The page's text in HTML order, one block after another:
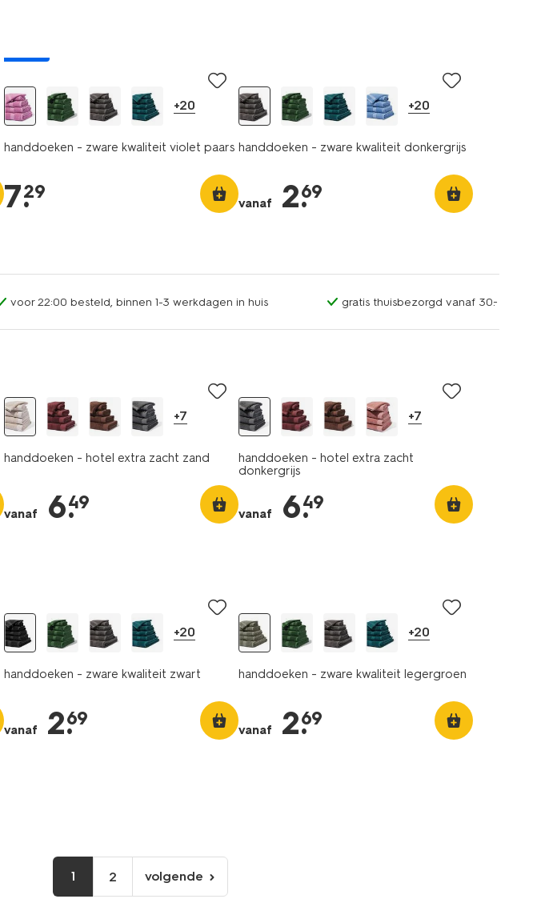
+20
handdoeken - zware kwaliteit violet paars
7.
29
+20
handdoeken - zware kwaliteit donkergrijs
vanaf 2.
69
voor 22:00 besteld, binnen 1-3 werkdagen in huis gratis thuisbezorgd vanaf 30.-
+7
handdoeken - hotel extra zacht zand
vanaf 6.
49
+7
handdoeken - hotel extra zacht
donkergrijs
vanaf 6.
49
+20
handdoeken - zware kwaliteit zwart
vanaf 2.
69
+20
handdoeken - zware kwaliteit legergroen
vanaf 2.
69
1 2
volgende
pagina
volgende